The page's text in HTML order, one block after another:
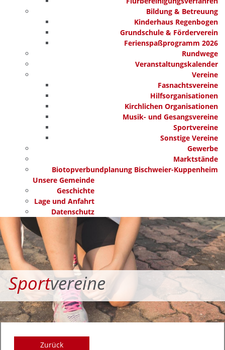
Bildung & Betreuung
Kinderhaus Regenbogen
Grundschule & Förderverein
Ferienspaßprogramm 2026
Rundwege
Veranstaltungskalender
Vereine
Fasnachtsvereine
Hilfsorganisationen
Kirchlichen Organisationen
Musik- und Gesangsvereine
Sportvereine
Sonstige Vereine
Gewerbe
Marktstände
Biotopverbundplanung Bischweier-Kuppenheim
Unsere Gemeinde
Geschichte
Lage und Anfahrt
Datenschutz
Sportvereine
Zurück